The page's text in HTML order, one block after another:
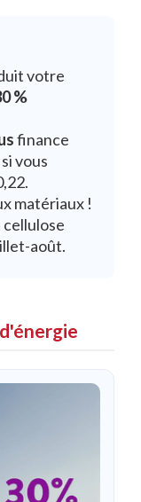
votre
%
finance
vous
matériaux !
cellulose
août.